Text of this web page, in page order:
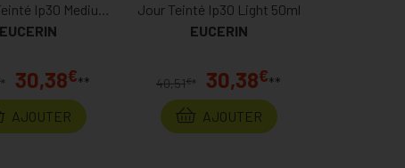
Ip30 Medium
50ml
EUCERIN
* 30,38€**
AJOUTER
Jour Teinté Ip30 Light 50ml
EUCERIN
40,51€* 30,38€**
AJOUTER